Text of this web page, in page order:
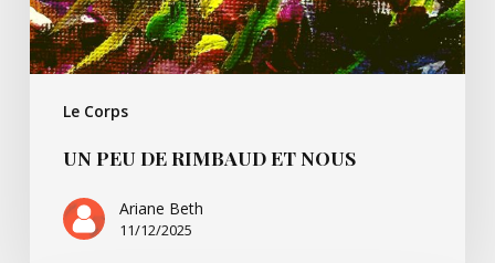
Le Corps
UN PEU DE RIMBAUD ET NOUS
Ariane Beth
11/12/2025